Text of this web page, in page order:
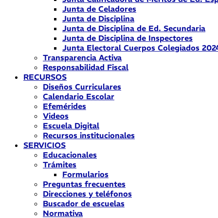
Junta de Celadores
Junta de Disciplina
Junta de Disciplina de Ed. Secundaria
Junta de Disciplina de Inspectores
Junta Electoral Cuerpos Colegiados
Transparencia Activa
Responsabilidad Fiscal
RECURSOS
Diseños Curriculares
Calendario Escolar
Efemérides
Videos
Escuela Digital
Recursos institucionales
SERVICIOS
Educacionales
Trámites
Formularios
Preguntas frecuentes
Direcciones y teléfonos
Buscador de escuelas
Normativa